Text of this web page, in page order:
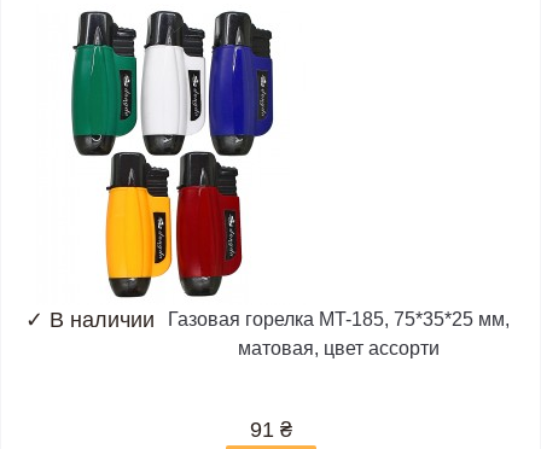
✓ В наличии
Газовая горелка MT-185, 75*35*25 мм,
матовая, цвет ассорти
91 ₴